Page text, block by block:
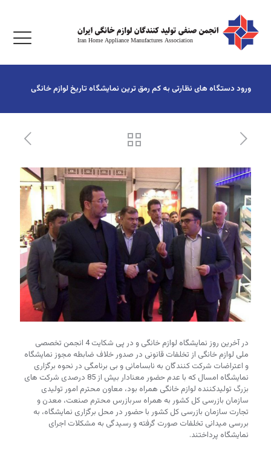
ورود دستگاه های نظارتی به کم رمق ترین نمایشگاه تاریخ لوازم خانگی
در آخرین روز نمایشگاه لوازم خانگی و در پی شکایت 4 انجمن تخصصی
ملی لوازم خانگی از تخلفات قانونی در صدور خلاف ضابطه مجوز نمایشگاه
و اعتراضات شرکت کنندگان به نابسامانی و بی برنامگی در نحوه برگزاری
نمایشگاه امسال که با عدم حضور معنادار بیش از 85 درصدی شرکت های
بزرگ تولیدکننده لوازم خانگی همراه بود، معاون محترم امور تولیدی
سازمان بازرسی کل کشور به همراه سربازرس محترم صنعت، معدن و
تجارت سازمان بازرسی کل کشور با حضور در محل برگزاری نمایشگاه، به
بررسی میدانی تخلفات صورت گرفته و رسیدگی به مشکلات اجرای
نمایشگاه پرداختند.